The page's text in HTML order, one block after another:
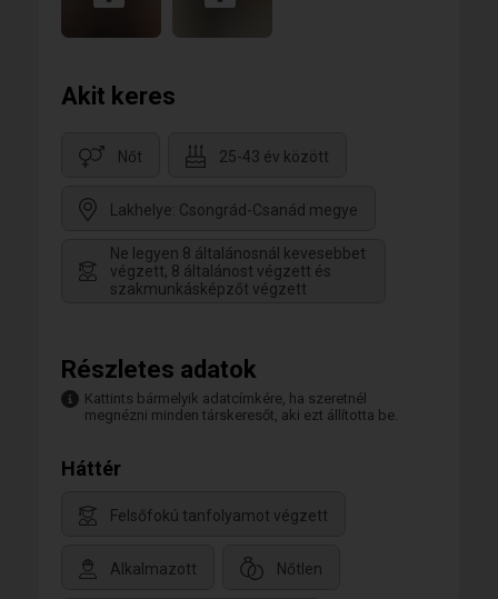
Akit keres
Nőt 25-43 év között
Lakhelye: Csongrád-Csanád megye
Ne legyen 8 általánosnál kevesebbet
végzett, 8 általánost végzett és
szakmunkásképzőt végzett
Részletes adatok
Kattints bármelyik adatcímkére, ha szeretnél
megnézni minden társkeresőt, aki ezt állította be.
Háttér
Felsőfokú tanfolyamot végzett
Alkalmazott Nőtlen